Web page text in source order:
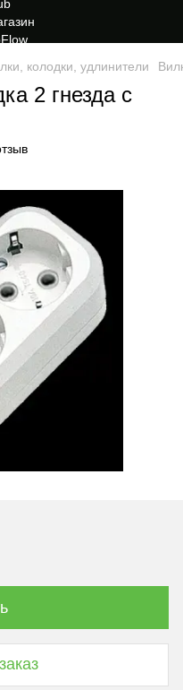
колодки, удлинители
2 гнезда с